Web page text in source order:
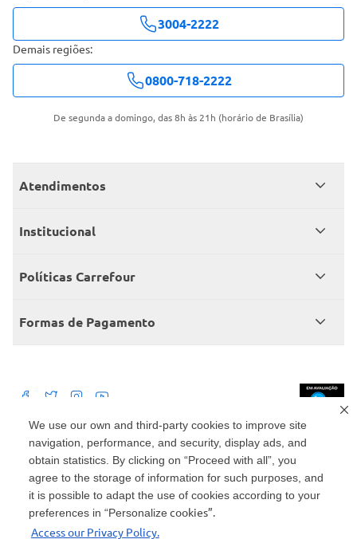
We use our own and third-party cookies to improve site
navigation, performance, and security, display ads, and
obtain statistics. By clicking on “Proceed with all”, you
agree to the storage of information for such purposes, and
it is possible to adapt the use of cookies according to your
preferences in “Personalize cookies”.
Access our Privacy Policy.
3004-2222
Demais regiões:
0800-718-2222
De segunda a domingo, das 8h às 21h (horário de Brasília)
Atendimentos
Meus pedidos
Consumidor.gov
Institucional
Grupo Carrefour Brasil
Produtos Carrefour
Políticas Carrefour
Políticas de entregas
Políticas de trocas e devoluções
Formas de Pagamento
Mercado: Carrefour Comércio e Indústrias Ltda Via de Acesso Norte, Km 38,
nº 420, Empresarial Gato Preto, Cajamar - SP | CEP 07789-100 | CNPJ:
45.543.915/0846-95
Drogaria: Carrefour Comercio e Industria Ltda: Avenida das Nações Unidas,
15187, Loja 104/105/106 Bloco A Setor 1 - Vila Gertrudes, São Paulo, SP |
CEP 04794-000 | CNPJ: 45.543.915/0736-50
Envio de documentos administrativos e jurídicos: Avenida Tucunaré, 125 -
Tamboré, Barueri - SP | CEP 06460-020